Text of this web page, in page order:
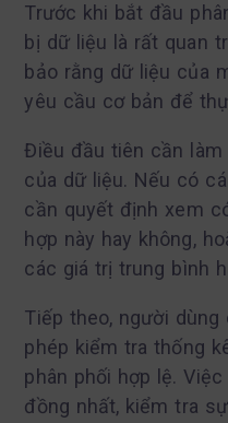
Trước khi bắt đầu
bị dữ liệu là rất quan
bảo rằng dữ liệu của
yêu cầu cơ bản để
Điều đầu tiên cần
của dữ liệu. Nếu có
cần quyết định xem
hợp này hay không,
các giá trị trung bình
Tiếp theo, người
phép kiểm tra thống
phân phối hợp lệ.
đồng nhất, kiểm tra